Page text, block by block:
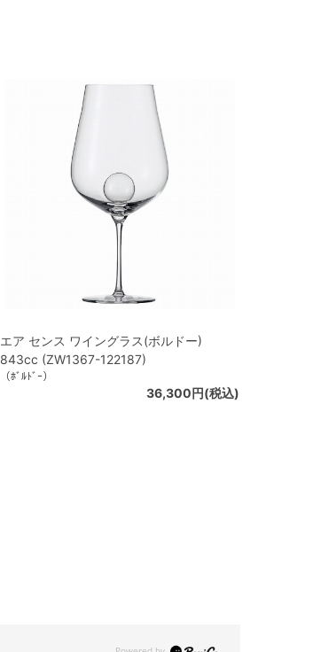
エア センス ワイングラス(ボルドー)
843cc (ZW1367-122187)
（ﾎﾞﾙﾄﾞｰ）
36,300円(税込)